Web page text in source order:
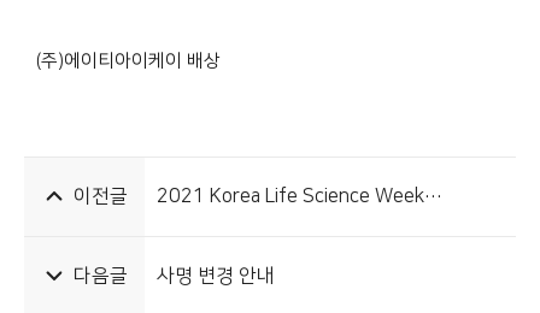
(주)에이티아이케이 배상
이전글
2021 Korea Life Science Week
다음글 사명 변경 안내